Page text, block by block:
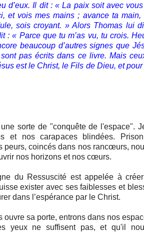
d’eux. Il dit : « La paix soit avec
et vois mes mains ; avance ta
sois croyant. » Alors Thomas lui
: « Parce que tu m’as vu, tu crois.
beaucoup d’autres signes que
pas écrits dans ce livre. Mais
est le Christ, le Fils de Dieu, et
sorte de "conquête de l'espace".
et nos carapaces blindées.
peurs, coincés dans nos rancœurs,
nos horizons et nos cœurs.
du Ressuscité est appelée à
exister avec ses faiblesses et
dans l’espérance par le Christ.
ouvre sa porte, entrons dans nos
yeux ne suffisent pas, et qu'il